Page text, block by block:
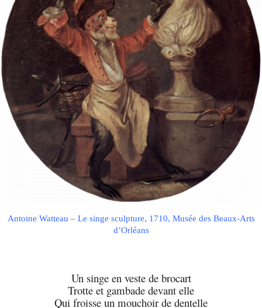
Antoine Watteau – Le singe sculpture, 1710, Musée des Beaux-Arts
d’Orléans
Un singe en veste de brocart
Trotte et gambade devant elle
Qui froisse un mouchoir de dentelle